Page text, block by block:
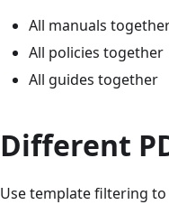
All manuals
All policies together
All guides together
Different
Use template filtering